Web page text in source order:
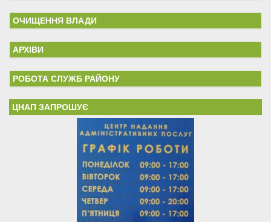
ОЧИЩЕННЯ ВЛАДИ
АРХІВИ
РОБОТА СЛУЖБ РАЙОНУ
ЦНАП ЗАПРОШУЄ